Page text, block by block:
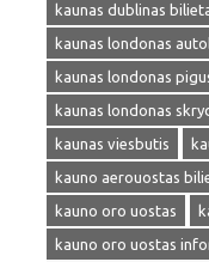
kaunas dublinas
kaunas londonas
kaunas londonas
kaunas londonas
kaunas viesbutis
kauno aerouostas
kauno oro uostas
kauno oro uostas